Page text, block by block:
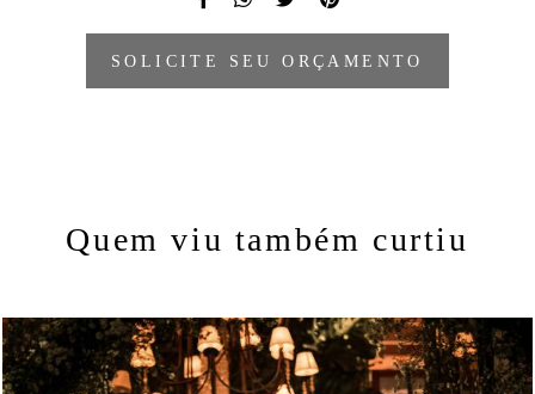
SOLICITE SEU ORÇAMENTO
Quem viu também curtiu